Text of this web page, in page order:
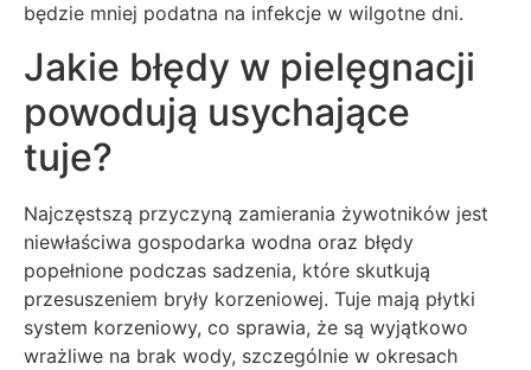
będzie mniej podatna na infekcje w wilgotne dni.
Jakie błędy w pielęgnacji
powodują usychające
tuje?
Najczęstszą przyczyną zamierania żywotników jest
niewłaściwa gospodarka wodna oraz błędy
popełnione podczas sadzenia, które skutkują
przesuszeniem bryły korzeniowej. Tuje mają płytki
system korzeniowy, co sprawia, że są wyjątkowo
wrażliwe na brak wody, szczególnie w okresach